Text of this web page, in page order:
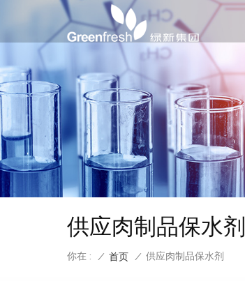
供应肉制品保水剂
你在 : / 首页 / 供应肉制品保水剂